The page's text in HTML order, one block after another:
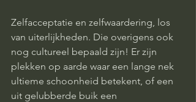
Zelfacceptatie en zelfwaardering, los
van uiterlijkheden. Die overigens ook
nog cultureel bepaald zijn! Er zijn
plekken op aarde waar een lange nek
ultieme schoonheid betekent, of een
uit gelubberde buik een